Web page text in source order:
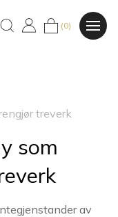
(0)
treverk
som
av